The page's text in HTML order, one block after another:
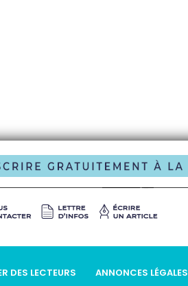
DES LECTEURS ANNONCES LÉGALES